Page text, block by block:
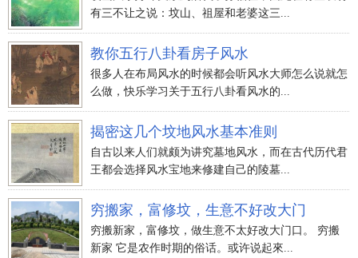
有三不让之说：坟山、祖屋和老婆这三...
教你五行八卦看房子风水
很多人在布局风水的时候都会听风水大师怎么说就怎
么做，快乐学习关于五行八卦看风水的...
揭密这几个坟地风水基本准则
自古以来人们就颇为讲究墓地风水，而在古代历代君
王都会选择风水宝地来修建自己的陵墓...
穷搬家，富修坟，生意不好改大门
穷搬新家，富修坟，做生意不太好改大门口。 穷搬
新家 它是农作时期的俗话。或许说起來...